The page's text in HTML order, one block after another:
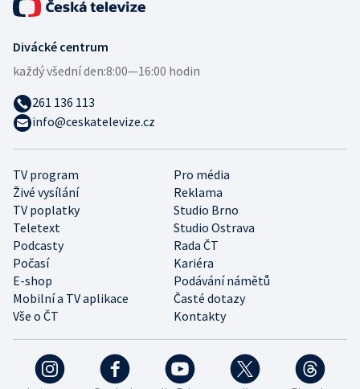
TV program
Pro média
Živé vysílání
Reklama
TV poplatky
Studio Brno
Teletext
Studio Ostrava
Podcasty
Rada ČT
Počasí
Kariéra
E-shop
Podávání námětů
Mobilní a TV aplikace
Časté dotazy
Vše o ČT
Kontakty
Divácké centrum
každý všední den:8:00—16:00 hodin
261 136 113
info@ceskatelevize.cz